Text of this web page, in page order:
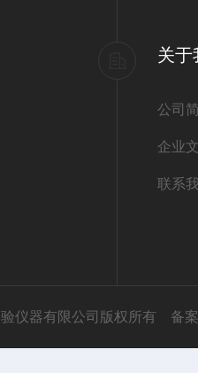
关于
公司
企业
联系
仪器有限公司版权所有 备